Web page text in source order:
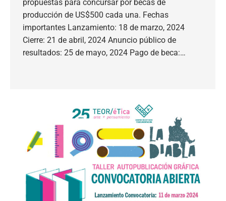
propuestas para concursar por becas de
producción de US$500 cada una. Fechas
importantes Lanzamiento: 18 de marzo, 2024
Cierre: 21 de abril, 2024 Anuncio público de
resultados: 25 de mayo, 2024 Pago de beca:…